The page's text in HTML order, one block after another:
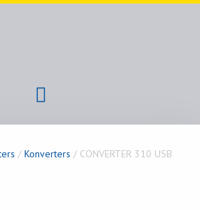
/ Konverters / CONVERTER 310 USB